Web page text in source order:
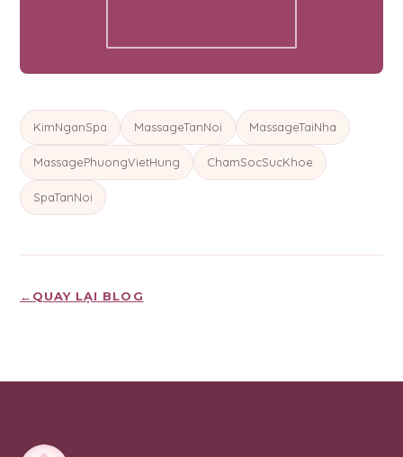
KimNganSpa MassageTanNoi MassageTaiNha
MassagePhuongVietHung ChamSocSucKhoe
SpaTanNoi
← QUAY LẠI BLOG